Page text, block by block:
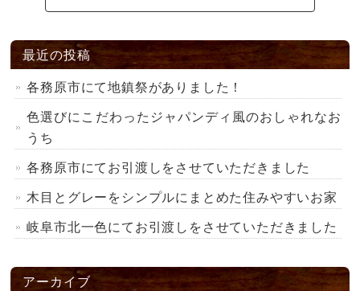
最近の投稿
各務原市にて地鎮祭がありました！
色選びにこだわったジャパンディ風のおしゃれなお
うち
各務原市にてお引渡しをさせていただきました
木目とグレーをシンプルにまとめた住みやすいお家
岐阜市北一色にてお引渡しをさせていただきました
アーカイブ